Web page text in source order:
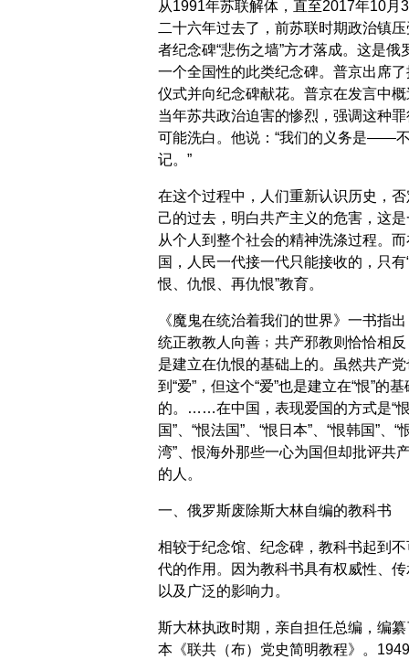
从1991年苏联解体，直至2017年10月
二十六年过去了，前苏联时期政治镇
者纪念碑“悲伤之墙”方才落成。这是俄
一个全国性的此类纪念碑。普京出席了
仪式并向纪念碑献花。普京在发言中概
当年苏共政治迫害的惨烈，强调这种罪
可能洗白。他说：“我们的义务是——
记。”
在这个过程中，人们重新认识历史，否
己的过去，明白共产主义的危害，这是
从个人到整个社会的精神洗涤过程。
国，人民一代接一代只能接收的，只有
恨、仇恨、再仇恨”教育。
《魔鬼在统治着我们的世界》一书指
统正教教人向善﹔共产邪教则恰恰相反
是建立在仇恨的基础上的。虽然共产党
到“爱”，但这个“爱”也是建立在“恨”的
的。……在中国，表现爱国的方式是“
国”、“恨法国”、“恨日本”、“恨韩国”、“
湾”、恨海外那些一心为国但却批评共
的人。
一、俄罗斯废除斯大林自编的教科书
相较于纪念馆、纪念碑，教科书起到不
代的作用。因为教科书具有权威性、传
以及广泛的影响力。
斯大林执政时期，亲自担任总编，编纂
本《联共（布）党史简明教程》。